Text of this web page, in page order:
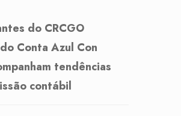
do CRCGO
Conta Azul Con
tendências
contábil